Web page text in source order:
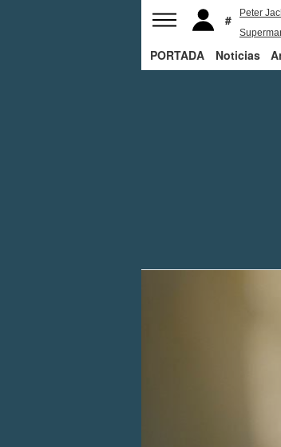
Peter
PORTADA Noticias